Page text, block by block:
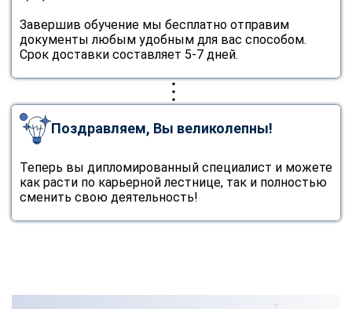
Завершив обучение мы бесплатно отправим
документы любым удобным для вас способом.
Срок доставки составляет 5-7 дней.
Поздравляем, Вы великолепны!
Теперь вы дипломированный специалист и можете
как расти по карьерной лестнице, так и полностью
сменить свою деятельность!